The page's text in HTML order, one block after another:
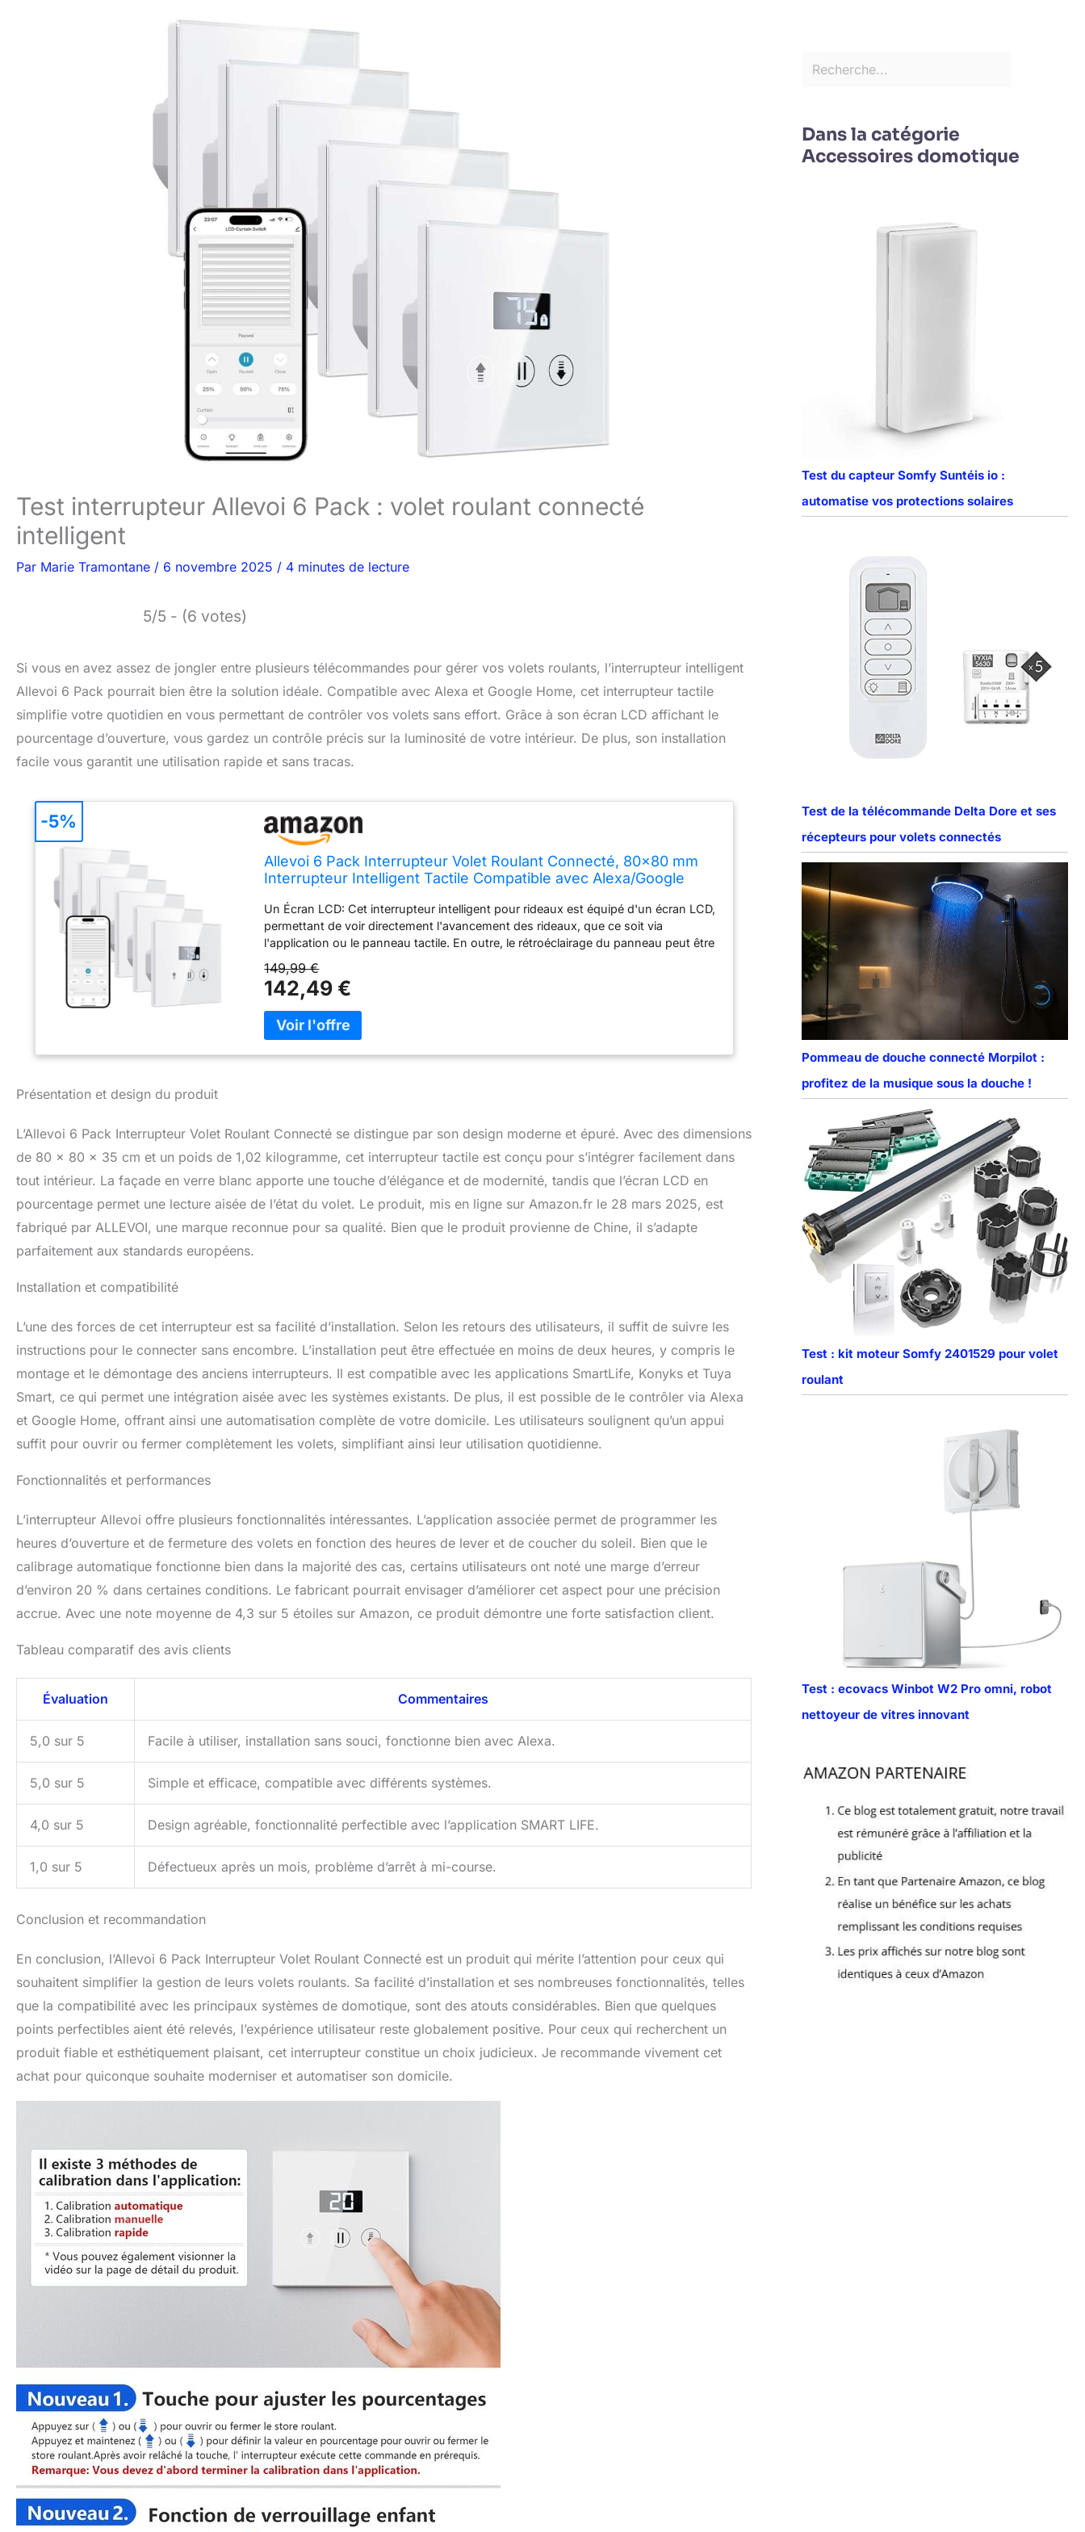
Test interrupteur Allevoi 6 Pack : volet roulant connecté
intelligent
Par Marie Tramontane / 6 novembre 2025 / 4 minutes de lecture
5/5 - (6 votes)
Si vous en avez assez de jongler entre plusieurs télécommandes pour gérer vos volets roulants, l’interrupteur intelligent
Allevoi 6 Pack pourrait bien être la solution idéale. Compatible avec Alexa et Google Home, cet interrupteur tactile
simplifie votre quotidien en vous permettant de contrôler vos volets sans effort. Grâce à son écran LCD affichant le
pourcentage d’ouverture, vous gardez un contrôle précis sur la luminosité de votre intérieur. De plus, son installation
facile vous garantit une utilisation rapide et sans tracas.
Allevoi 6 Pack Interrupteur Volet Roulant Connecté, 80x80 mm
Interrupteur Intelligent Tactile Compatible avec Alexa/Google
Un Écran LCD: Cet interrupteur intelligent pour rideaux est équipé d'un écran LCD,
permettant de voir directement l'avancement des rideaux, que ce soit via
l'application ou le panneau tactile. En outre, le rétroéclairage du panneau peut être
sur ce bouton, le panneau se met en mode verrouillage pour éviter les mauvaises
manipulations ou l'accès par les enfants. Contrôle par pourcentage: Allevoi
propose une toute nouvelle interface d'application avec trois réglages pratiques
(25 %, 50 %, 75 %) et permet de faire fonctionner les rideaux de 0 % à 100 %.
Système de calibration efficace: L'interrupteur offre trois modes pour calibrer
rapidement l'appareil, comme la calibration manuelle, la calibration rapide ou la
(Veuillez suivre les étapes de connexion dans le manuel). Fonction de minuterie:
Vous pouvez régler l'heure d'ouverture et de fermeture des rideaux sur
l'application en fonction de vos besoins quotidiens ou hebdomadaires.
Amélioration du signal: Notre interrupteur de rideau intelligent a un signal amélioré
pour éviter les déconnexions. Une nouvelle puce a été ajoutée dans cette mise à
jour pour une réponse plus rapide. (Nécessite un fil neutre) Avertissement: Ne
l'approchez pas des températures élevées pour éviter les risques d'incendie.
149,99 €
142,49 €
-5%
Présentation et design du produit
L’Allevoi 6 Pack Interrupteur Volet Roulant Connecté se distingue par son design moderne et épuré. Avec des dimensions
de 80 x 80 x 35 cm et un poids de 1,02 kilogramme, cet interrupteur tactile est conçu pour s’intégrer facilement dans
tout intérieur. La façade en verre blanc apporte une touche d’élégance et de modernité, tandis que l’écran LCD en
pourcentage permet une lecture aisée de l’état du volet. Le produit, mis en ligne sur Amazon.fr le 28 mars 2025, est
fabriqué par ALLEVOI, une marque reconnue pour sa qualité. Bien que le produit provienne de Chine, il s’adapte
parfaitement aux standards européens.
Installation et compatibilité
L’une des forces de cet interrupteur est sa facilité d’installation. Selon les retours des utilisateurs, il suffit de suivre les
instructions pour le connecter sans encombre. L’installation peut être effectuée en moins de deux heures, y compris le
montage et le démontage des anciens interrupteurs. Il est compatible avec les applications SmartLife, Konyks et Tuya
Smart, ce qui permet une intégration aisée avec les systèmes existants. De plus, il est possible de le contrôler via Alexa
et Google Home, offrant ainsi une automatisation complète de votre domicile. Les utilisateurs soulignent qu’un appui
suffit pour ouvrir ou fermer complètement les volets, simplifiant ainsi leur utilisation quotidienne.
Fonctionnalités et performances
L’interrupteur Allevoi offre plusieurs fonctionnalités intéressantes. L’application associée permet de programmer les
heures d’ouverture et de fermeture des volets en fonction des heures de lever et de coucher du soleil. Bien que le
calibrage automatique fonctionne bien dans la majorité des cas, certains utilisateurs ont noté une marge d’erreur
d’environ 20 % dans certaines conditions. Le fabricant pourrait envisager d’améliorer cet aspect pour une précision
accrue. Avec une note moyenne de 4,3 sur 5 étoiles sur Amazon, ce produit démontre une forte satisfaction client.
Tableau comparatif des avis clients
Évaluation Commentaires
5,0 sur 5 Facile à utiliser, installation sans souci, fonctionne bien avec Alexa.
5,0 sur 5 Simple et efficace, compatible avec différents systèmes.
4,0 sur 5 Design agréable, fonctionnalité perfectible avec l’application SMART LIFE.
1,0 sur 5 Défectueux après un mois, problème d’arrêt à mi-course.
Conclusion et recommandation
En conclusion, l’Allevoi 6 Pack Interrupteur Volet Roulant Connecté est un produit qui mérite l’attention pour ceux qui
souhaitent simplifier la gestion de leurs volets roulants. Sa facilité d’installation et ses nombreuses fonctionnalités, telles
que la compatibilité avec les principaux systèmes de domotique, sont des atouts considérables. Bien que quelques
points perfectibles aient été relevés, l’expérience utilisateur reste globalement positive. Pour ceux qui recherchent un
produit fiable et esthétiquement plaisant, cet interrupteur constitue un choix judicieux. Je recommande vivement cet
achat pour quiconque souhaite moderniser et automatiser son domicile.
Dans la catégorie
Accessoires domotique
Test du capteur Somfy Suntéis io :
automatise vos protections solaires
Test de la télécommande Delta Dore et ses
récepteurs pour volets connectés
Pommeau de douche connecté Morpilot :
profitez de la musique sous la douche !
Test : kit moteur Somfy 2401529 pour volet
roulant
Test : ecovacs Winbot W2 Pro omni, robot
nettoyeur de vitres innovant